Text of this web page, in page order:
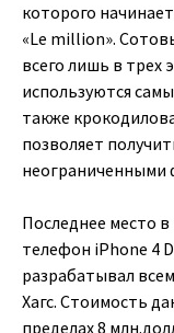
которого
«Le million».
всего лишь в трех
используются
также
позволяет
неограниченными
Последнее место
телефон iPhone 4
разрабатывал
Хагс. Стоимость
пределах 8